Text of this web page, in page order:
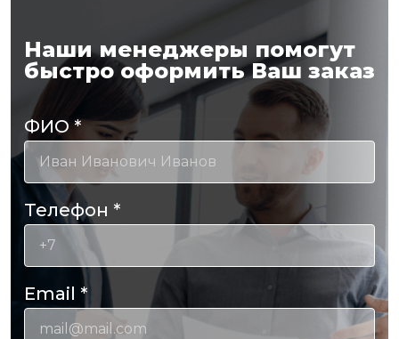
Наши менеджеры помогут
быстро оформить Ваш заказ
ФИО*
Телефон *
Email *